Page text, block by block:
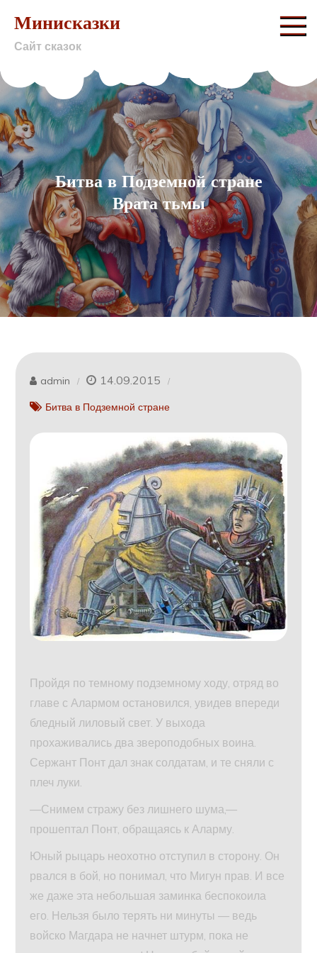
content
Минисказки
Сайт сказок
Битва в Подземной стране
Врата тьмы
admin 14.09.2015
Битва в Подземной стране
Пройдя по темному подземному ходу, отряд во
главе с Алармом остановился, увидев впереди
бледный лиловый свет. У выхода
прохаживались два звероподобных воина.
Сержант Понт дал знак солдатам, и те сняли с
плеч луки.
—Снимем стражу без лишнего шума,—
прошептал Понт, обращаясь к Аларму.
Юный рыцарь неохотно отступил в сторону. Он
рвался в бой, но понимал, что Мигун прав. И все
же даже эта небольшая заминка беспокоила
его. Нельзя было терять ни минуты — ведь
войско Магдара не начнет штурм, пока не